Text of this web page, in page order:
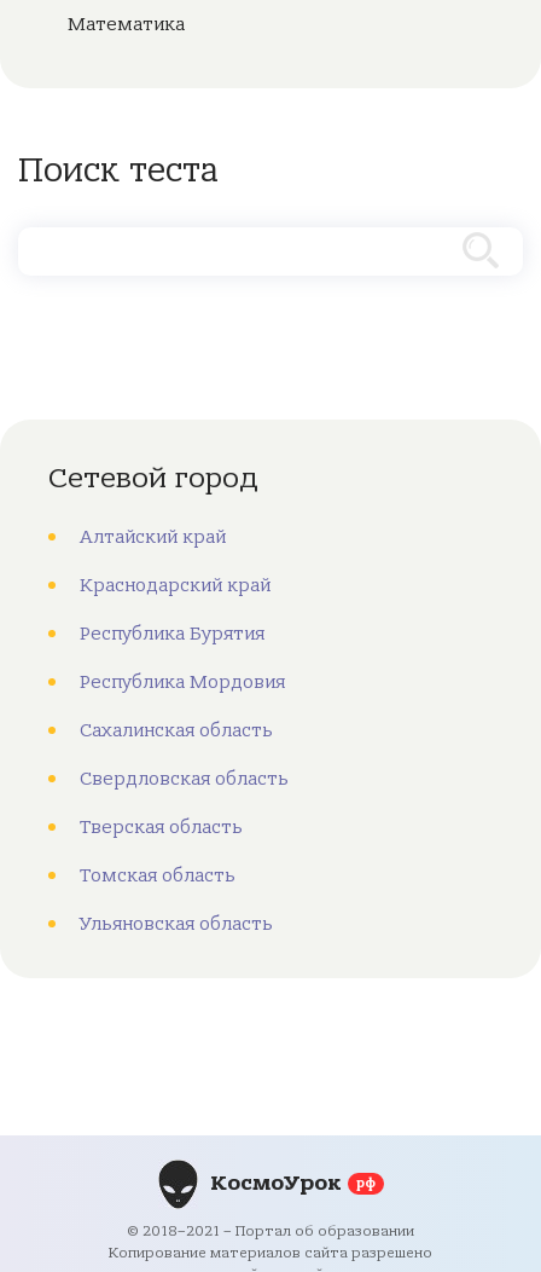
Математика
Поиск теста
Сетевой город
Алтайский край
Краснодарский край
Республика Бурятия
Республика Мордовия
Сахалинская область
Свердловская область
Тверская область
Томская область
Ульяновская область
КосмоУрок рф
© 2018–2021 – Портал об образовании
Копирование материалов сайта разрешено